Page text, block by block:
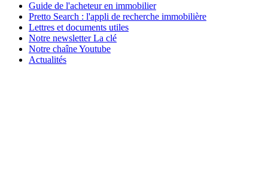
Guide de l'acheteur en immobilier
Pretto Search : l'appli de recherche immobilière
Lettres et documents utiles
Notre newsletter La clé
Notre chaîne Youtube
Actualités